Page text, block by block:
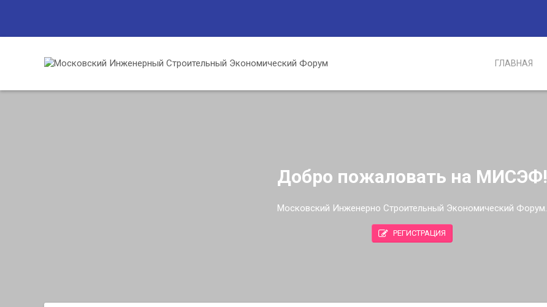
ГЛАВНАЯ
Добро пожаловать на МИСЭФ!
Московский Инженерно Строительный Экономический Форум.
РЕГИСТРАЦИЯ